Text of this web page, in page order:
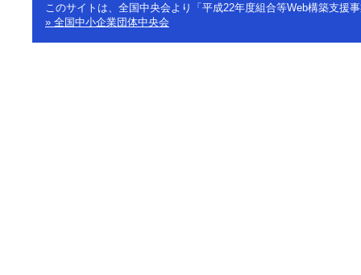
このサイトは、全国中央会より「平成22年度組合等Web構築支援
» 全国中小企業団体中央会